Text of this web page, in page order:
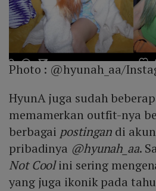
Photo : @hyunah_aa/
HyunA juga sudah
memamerkan outfit-nya
berbagai postingan di
pribadinya @hyunah_aa.
Not Coolini sering
yang juga ikonik pada